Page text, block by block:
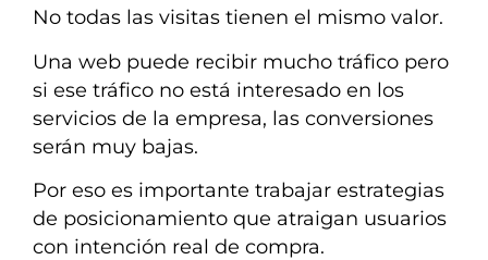
No todas las visitas tienen el mismo valor.
Una web puede recibir mucho tráfico pero
si ese tráfico no está interesado en los
servicios de la empresa, las conversiones
serán muy bajas.
Por eso es importante trabajar estrategias
de posicionamiento que atraigan usuarios
con intención real de compra.